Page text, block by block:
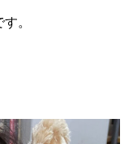
。